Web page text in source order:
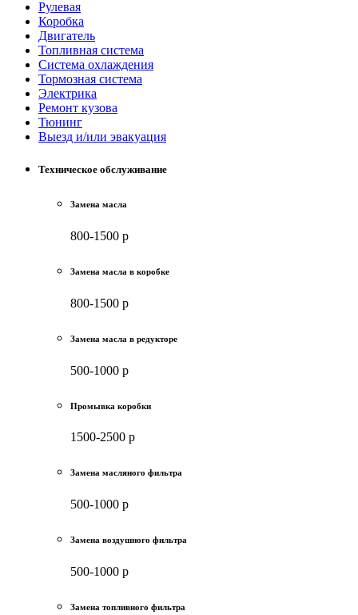
Рулевая
Коробка
Двигатель
Топливная система
Система охлаждения
Тормозная система
Электрика
Ремонт кузова
Тюнинг
Выезд и/или эвакуация
Техническое обслуживание
Замена масла
800-1500 р
Замена масла в коробке
800-1500 р
Замена масла в редукторе
500-1000 р
Промывка коробки
1500-2500 р
Замена масляного фильтра
500-1000 р
Замена воздушного фильтра
500-1000 р
Замена топливного фильтра